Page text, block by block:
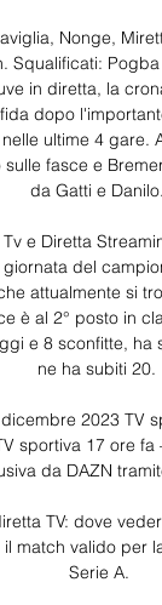
Nonge,
Squalificati:
in diretta, la
dopo
ultime 4 gare.
fasce e
da Gatti e Danilo.
e Diretta
del
attualmente si
è al 2° posto in
e 8 sconfitte,
ne ha subiti 20.
2023 TV
sportiva 17 ore
da DAZN
TV: dove
match valido per
Serie A.